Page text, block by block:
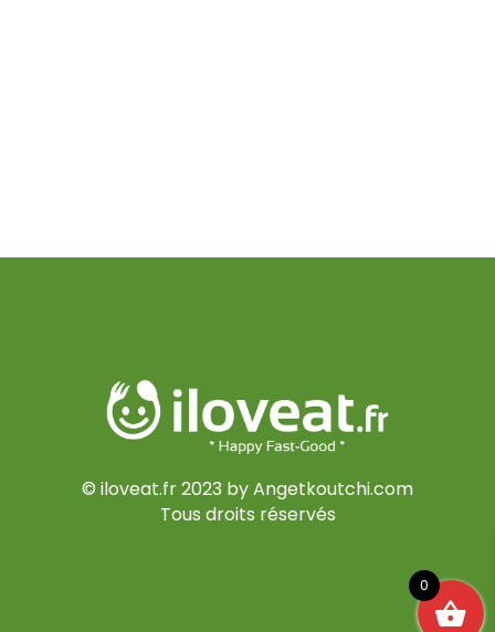
© iloveat.fr 2023 by Angetkoutchi.com
Tous droits réservés
0